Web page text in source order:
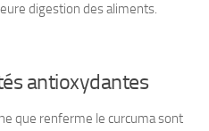
digestion des aliments.
antioxydantes
que renferme le curcuma sont